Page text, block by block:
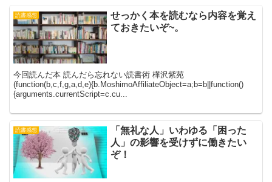
読書感想
せっかく本を読むなら内容を覚え
ておきたいぞ~。
今回読んだ本 読んだら忘れない読書術 樺沢紫苑
(function(b,c,f,g,a,d,e){b.MoshimoAffiliateObject=a;b=b||function()
{arguments.currentScript=c.cu...
読書感想
「無礼な人」いわゆる「困った
人」の影響を受けずに働きたい
ぞ！